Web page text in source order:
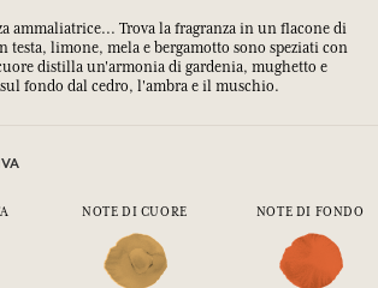
ammaliatrice... Trova la fragranza in un flacone di
limone, mela e bergamotto sono speziati con
distilla un'armonia di gardenia, mughetto e
fondo dal cedro, l'ambra e il muschio.
NOTE DI CUORE NOTE DI FONDO